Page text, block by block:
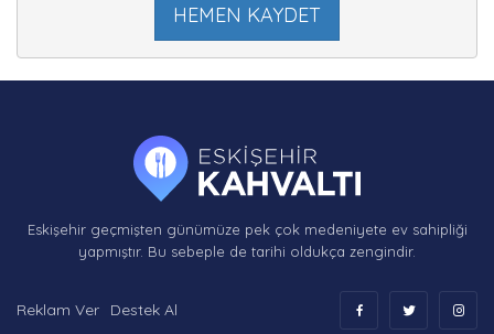
HEMEN KAYDET
Eskişehir geçmişten günümüze pek çok medeniyete ev sahipliği
yapmıştır. Bu sebeple de tarihi oldukça zengindir.
Reklam Ver Destek Al